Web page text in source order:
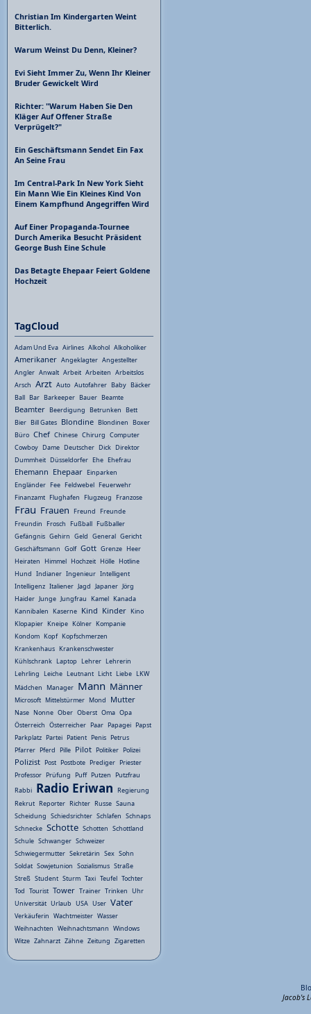
Christian Im Kindergarten Weint
Bitterlich.
Warum Weinst Du Denn, Kleiner?
Evi Sieht Immer Zu, Wenn Ihr Kleiner
Bruder Gewickelt Wird
Richter: "Warum Haben Sie Den
Kläger Auf Offener Straße
Verprügelt?"
Ein Geschäftsmann Sendet Ein Fax
An Seine Frau
Im Central-Park In New York Sieht
Ein Mann Wie Ein Kleines Kind Von
Einem Kampfhund Angegriffen Wird
Auf Einer Propaganda-Tournee
Durch Amerika Besucht Präsident
George Bush Eine Schule
Das Betagte Ehepaar Feiert Goldene
Hochzeit
TagCloud
Adam Und Eva Airlines Alkohol Alkoholiker
Amerikaner Angeklagter Angestellter
Angler Anwalt Arbeit Arbeiten Arbeitslos
Arsch Arzt Auto Autofahrer Baby Bäcker
Ball Bar Barkeeper Bauer Beamte
Beamter Beerdigung Betrunken Bett
Bier Bill Gates Blondine Blondinen Boxer
Büro Chef Chinese Chirurg Computer
Cowboy Dame Deutscher Dick Direktor
Dummheit Düsseldorfer Ehe Ehefrau
Ehemann Ehepaar Einparken
Engländer Fee Feldwebel Feuerwehr
Finanzamt Flughafen Flugzeug Franzose
Frau Frauen Freund Freunde
Freundin Frosch Fußball Fußballer
Gefängnis Gehirn Geld General Gericht
Geschäftsmann Golf Gott Grenze Heer
Heiraten Himmel Hochzeit Hölle Hotline
Hund Indianer Ingenieur Intelligent
Intelligenz Italiener Jagd Japaner Jörg
Haider Junge Jungfrau Kamel Kanada
Kannibalen Kaserne Kind Kinder Kino
Klopapier Kneipe Kölner Kompanie
Kondom Kopf Kopfschmerzen
Krankenhaus Krankenschwester
Kühlschrank Laptop Lehrer Lehrerin
Lehrling Leiche Leutnant Licht Liebe LKW
Mädchen Manager Mann Männer
Microsoft Mittelstürmer Mond Mutter
Nase Nonne Ober Oberst Oma Opa
Österreich Österreicher Paar Papagei Papst
Parkplatz Partei Patient Penis Petrus
Pfarrer Pferd Pille Pilot Politiker Polizei
Polizist Post Postbote Prediger Priester
Professor Prüfung Puff Putzen Putzfrau
Rabbi Radio Eriwan Regierung
Rekrut Reporter Richter Russe Sauna
Scheidung Schiedsrichter Schlafen Schnaps
Schnecke Schotte Schotten Schottland
Schule Schwanger Schweizer
Schwiegermutter Sekretärin Sex Sohn
Soldat Sowjetunion Sozialismus Straße
Streß Student Sturm Taxi Teufel Tochter
Tod Tourist Tower Trainer Trinken Uhr
Universität Urlaub USA User Vater
Verkäuferin Wachtmeister Wasser
Weihnachten Weihnachtsmann Windows
Witze Zahnarzt Zähne Zeitung Zigaretten
Jacob's